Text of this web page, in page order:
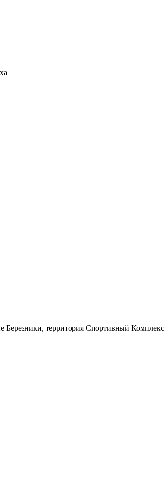
Березники, территория Спортивный Комплекс